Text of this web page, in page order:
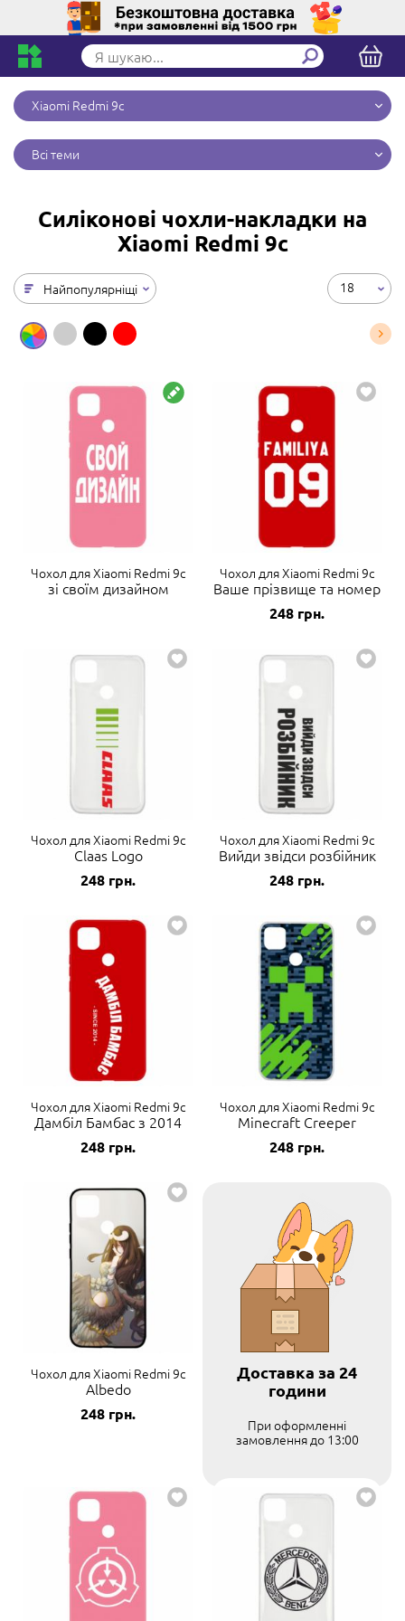
Xiaomi Redmi 9c
Всі теми
Силіконові чохли-накладки на
Xiaomi Redmi 9c
Найпопулярніщі 18
Чохол для Xiaomi Redmi 9c
зі своїм дизайном
Чохол для Xiaomi Redmi 9c
Ваше прізвище та номер
248 грн.
Чохол для Xiaomi Redmi 9c
Claas Logo
248 грн.
Чохол для Xiaomi Redmi 9c
Вийди звідси розбійник
248 грн.
Чохол для Xiaomi Redmi 9c
Дамбіл Бамбас з 2014
248 грн.
Чохол для Xiaomi Redmi 9c
Minecraft Creeper
248 грн.
Чохол для Xiaomi Redmi 9c
Albedo
248 грн.
Доставка за 24
години
При оформленні
замовлення до 13:00